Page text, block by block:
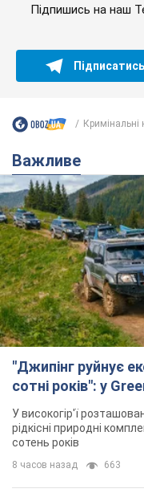
Підпишись на наш
Підписатись
Кримінальні
Важливе
"Джипінг руйнує
сотні років": у
У високогір'ї
рідкісні природні
сотень років
8 часов назад 663